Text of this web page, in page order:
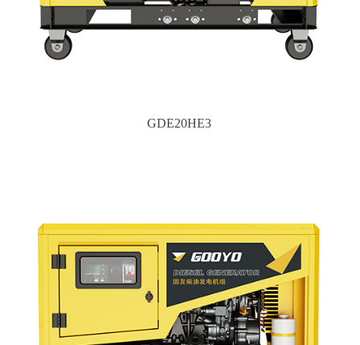
GDE20HE3